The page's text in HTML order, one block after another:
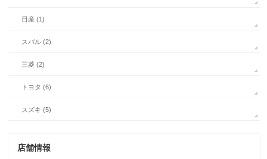
日産 (1)
スバル (2)
三菱 (2)
トヨタ (6)
スズキ (5)
店舗情報